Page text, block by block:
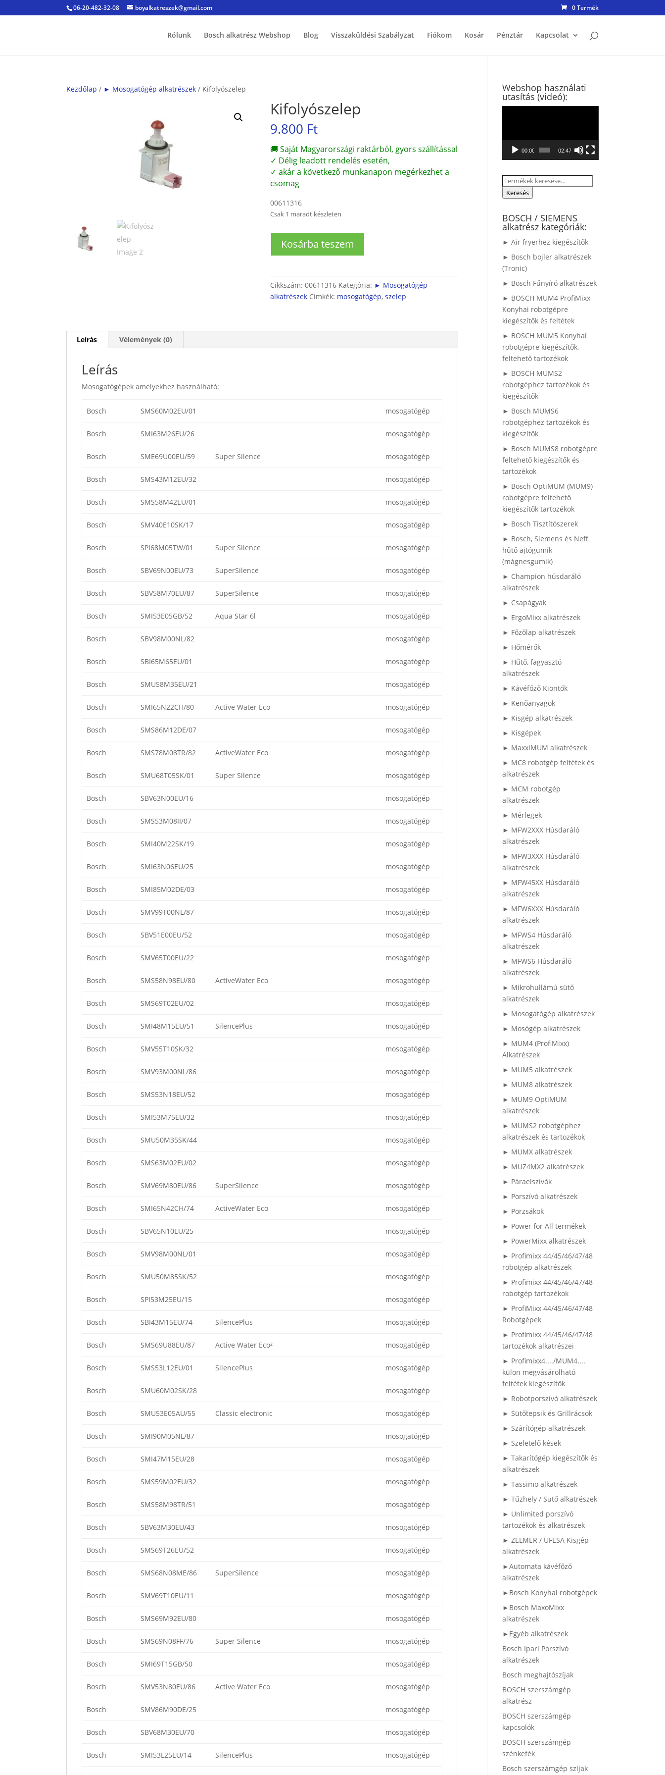
06-20-482-32-08 boyalkatreszek@gmail.com 0 Termék
Rólunk Bosch alkatrész Webshop Blog Visszaküldési Szabályzat Fiókom Kosár Pénztár Kapcsolat
Kezdőlap / ► Mosogatógép alkatrészek / Kifolyószelep
Kifolyószelep
9.800 Ft
🚚 Saját Magyarországi raktárból, gyors szállítással
✓ Délig leadott rendelés esetén,
✓ akár a következő munkanapon megérkezhet a
csomag
00611316
Csak 1 maradt készleten
mennyiség
Kosárba teszem
Cikkszám:00611316 Kategória: ► Mosogatógép
alkatrészek Címkék: mosogatógép,szelep
Leírás Vélemények (0)
Leírás
Mosogatógépek amelyekhez használható:
Bosch SMS60M02EU/01 mosogatógép
Bosch SMI63M26EU/26 mosogatógép
Bosch SME69U00EU/59 Super Silence mosogatógép
Bosch SMS43M12EU/32 mosogatógép
Bosch SMS58M42EU/01 mosogatógép
Bosch SMV40E10SK/17 mosogatógép
Bosch SPI68M05TW/01 Super Silence mosogatógép
Bosch SBV69N00EU/73 SuperSilence mosogatógép
Bosch SBV58M70EU/87 SuperSilence mosogatógép
Bosch SMI53E05GB/52 Aqua Star 6l mosogatógép
Bosch SBV98M00NL/82 mosogatógép
Bosch SBI65M65EU/01 mosogatógép
Bosch SMU58M35EU/21 mosogatógép
Bosch SMI65N22CH/80 Active Water Eco mosogatógép
Bosch SMS86M12DE/07 mosogatógép
Bosch SMS78M08TR/82 ActiveWater Eco mosogatógép
Bosch SMU68T05SK/01 Super Silence mosogatógép
Bosch SBV63N00EU/16 mosogatógép
Bosch SMS53M08II/07 mosogatógép
Bosch SMI40M22SK/19 mosogatógép
Bosch SMI63N06EU/25 mosogatógép
Bosch SMI85M02DE/03 mosogatógép
Bosch SMV99T00NL/87 mosogatógép
Bosch SBV51E00EU/52 mosogatógép
Bosch SMV65T00EU/22 mosogatógép
Bosch SMS58N98EU/80 ActiveWater Eco mosogatógép
Bosch SMS69T02EU/02 mosogatógép
Bosch SMI48M15EU/51 SilencePlus mosogatógép
Bosch SMV55T10SK/32 mosogatógép
Bosch SMV93M00NL/86 mosogatógép
Bosch SMS53N18EU/52 mosogatógép
Bosch SMI53M75EU/32 mosogatógép
Bosch SMU50M35SK/44 mosogatógép
Bosch SMS63M02EU/02 mosogatógép
Bosch SMV69M80EU/86 SuperSilence mosogatógép
Bosch SMI65N42CH/74 ActiveWater Eco mosogatógép
Bosch SBV65N10EU/25 mosogatógép
Bosch SMV98M00NL/01 mosogatógép
Bosch SMU50M85SK/52 mosogatógép
Bosch SPI53M25EU/15 mosogatógép
Bosch SBI43M15EU/74 SilencePlus mosogatógép
Bosch SMS69U88EU/87 Active Water Eco² mosogatógép
Bosch SMS53L12EU/01 SilencePlus mosogatógép
Bosch SMU60M02SK/28 mosogatógép
Bosch SMU53E05AU/55 Classic electronic mosogatógép
Bosch SMI90M05NL/87 mosogatógép
Bosch SMI47M15EU/28 mosogatógép
Bosch SMS59M02EU/32 mosogatógép
Bosch SMS58M98TR/51 mosogatógép
Bosch SBV63M30EU/43 mosogatógép
Bosch SMS69T26EU/52 mosogatógép
Bosch SMS68N08ME/86 SuperSilence mosogatógép
Bosch SMV69T10EU/11 mosogatógép
Bosch SMS69M92EU/80 mosogatógép
Bosch SMS69N08FF/76 Super Silence mosogatógép
Bosch SMI69T15GB/50 mosogatógép
Bosch SMV53N80EU/86 Active Water Eco mosogatógép
Bosch SMV86M90DE/25 mosogatógép
Bosch SBV68M30EU/70 mosogatógép
Bosch SMI53L25EU/14 SilencePlus mosogatógép
Webshop használati
utasítás (videó):
00:00 02:47
Keresés
Keresés
BOSCH / SIEMENS
alkatrész kategóriák:
► Air fryerhez kiegészítők
► Bosch bojler alkatrészek
(Tronic)
► Bosch Fűnyíró alkatrészek
► BOSCH MUM4 ProfiMixx
Konyhai robotgépre
kiegészítők és feltétek
► BOSCH MUM5 Konyhai
robotgépre kiegészítők,
feltehető tartozékok
► BOSCH MUMS2
robotgéphez tartozékok és
kiegészítők
► Bosch MUMS6
robotgéphez tartozékok és
kiegészítők
► Bosch MUMS8 robotgépre
feltehető kiegészítők és
tartozékok
► Bosch OptiMUM (MUM9)
robotgépre feltehető
kiegészítők tartozékok
► Bosch Tisztítószerek
► Bosch, Siemens és Neff
hűtő ajtógumik
(mágnesgumik)
► Champion húsdaráló
alkatrészek
► Csapágyak
► ErgoMixx alkatrészek
► Főzőlap alkatrészek
► Hőmérők
► Hűtő, fagyasztó
alkatrészek
► Kávéfőző Kiöntők
► Kenőanyagok
► Kisgép alkatrészek
► Kisgépek
► MaxxiMUM alkatrészek
► MC8 robotgép feltétek és
alkatrészek
► MCM robotgép
alkatrészek
► Mérlegek
► MFW2XXX Húsdaráló
alkatrészek
► MFW3XXX Húsdaráló
alkatrészek
► MFW45XX Húsdaráló
alkatrészek
► MFW6XXX Húsdaráló
alkatrészek
► MFWS4 Húsdaráló
alkatrészek
► MFWS6 Húsdaráló
alkatrészek
► Mikrohullámú sütő
alkatrészek
► Mosogatógép alkatrészek
► Mosógép alkatrészek
► MUM4 (ProfiMixx)
Alkatrészek
► MUM5 alkatrészek
► MUM8 alkatrészek
► MUM9 OptiMUM
alkatrészek
► MUMS2 robotgéphez
alkatrészek és tartozékok
► MUMX alkatrészek
► MUZ4MX2 alkatrészek
► Páraelszívók
► Porszívó alkatrészek
► Porzsákok
► Power for All termékek
► PowerMixx alkatrészek
► Profimixx 44/45/46/47/48
robotgép alkatrészek
► Profimixx 44/45/46/47/48
robotgép tartozékok
► ProfiMixx 44/45/46/47/48
Robotgépek
► Profimixx 44/45/46/47/48
tartozékok alkatrészei
► Profimixx4..../MUM4....
külön megvásárolható
feltétek kiegészítők
► Robotporszívó alkatrészek
► Sütőtepsik és Grillrácsok
► Szárítógép alkatrészek
► Szeletelő kések
► Takarítógép kiegészítők és
alkatrészek
► Tassimo alkatrészek
► Tűzhely / Sütő alkatrészek
► Unlimited porszívó
tartozékok és alkatrészek
► ZELMER / UFESA Kisgép
alkatrészek
►Automata kávéfőző
alkatrészek
►Bosch Konyhai robotgépek
►Bosch MaxoMixx
alkatrészek
►Egyéb alkatrészek
Bosch Ipari Porszívó
alkatrészek
Bosch meghajtószíjak
BOSCH szerszámgép
alkatrész
BOSCH szerszámgép
kapcsolók
BOSCH szerszámgép
szénkefék
Bosch szerszámgép szíjak